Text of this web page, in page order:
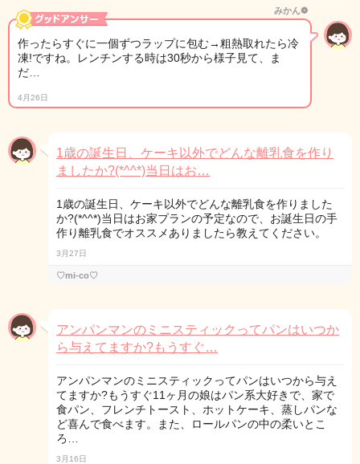
みかん❁︎
作ったらすぐに一個ずつラップに包む→粗熱取れたら冷
凍!ですね。レンチンする時は30秒から様子見て、ま
だ…
4月26日
1歳の誕生日、ケーキ以外でどんな離乳食を作り
ましたか?(*^^*)当日はお…
1歳の誕生日、ケーキ以外でどんな離乳食を作りました
か?(*^^*)当日はお家プランの予定なので、お誕生日の手
作り離乳食でオススメありましたら教えてください。
3月27日
♡mi-co♡
アンパンマンのミニスティックってパンはいつか
ら与えてますか?もうすぐ…
アンパンマンのミニスティックってパンはいつから与え
てますか?もうすぐ11ヶ月の娘はパン系大好きで、家で
食パン、フレンチトースト、ホットケーキ、蒸しパンな
ど喜んで食べます。また、ロールパンの中の柔いとこ
ろ…
3月16日